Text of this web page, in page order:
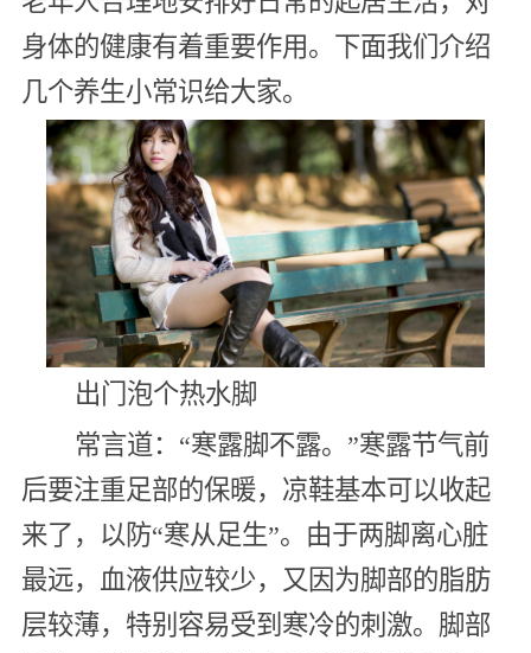
身体的健康有着重要作用。下面我们介绍
几个养生小常识给大家。
出门泡个热水脚
常言道：“寒露脚不露。”寒露节气前
后要注重足部的保暖，凉鞋基本可以收起
来了，以防“寒从足生”。由于两脚离心脏
最远，血液供应较少，又因为脚部的脂肪
层较薄，特别容易受到寒冷的刺激。脚部